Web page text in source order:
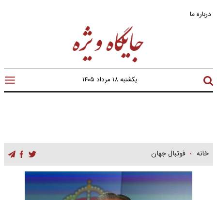
درباره ما
یکشنبه ۱۸ مرداد ۱۴۰۵
خانه فوتبال جهان